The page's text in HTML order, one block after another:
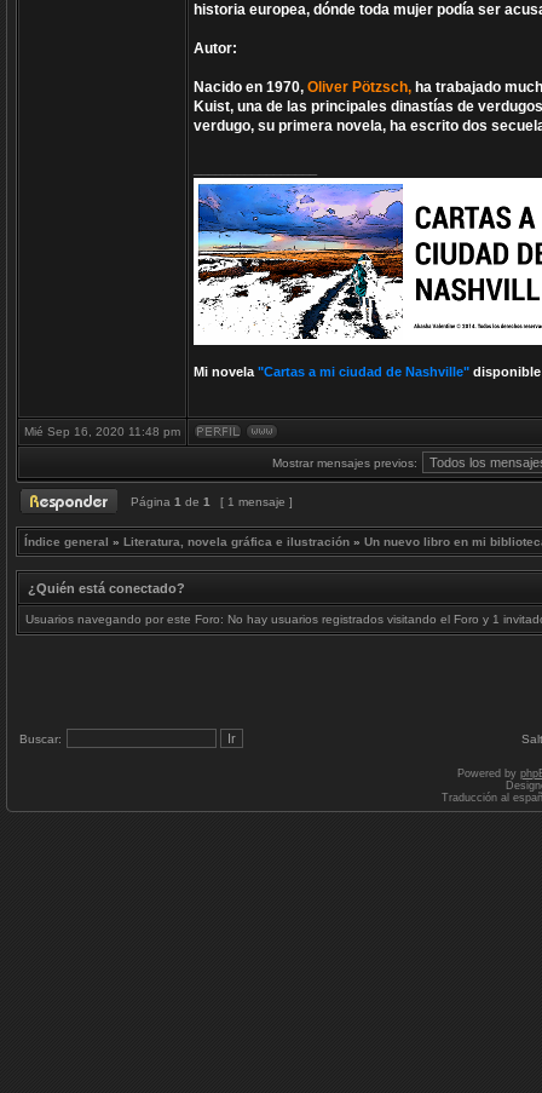
historia europea, dónde toda mujer podía ser
Autor:
Nacido en 1970, Oliver Pötzsch, ha trabajado
Kuist, una de las principales dinastías de
verdugo, su primera novela, ha escrito dos
Mi novela "Cartas a mi ciudad de Nashville" disponible
Mié Sep 16, 2020 11:48 pm
Mostrar mensajes previos:
Página 1 de 1 [ 1 mensaje ]
Índice general » Literatura, novela gráfica e ilustración » Un nuevo libro en mi
¿Quién está conectado?
Usuarios navegando por este Foro: No hay usuarios registrados visitando el Foro y 1
Buscar:
Powered by
Traducción al